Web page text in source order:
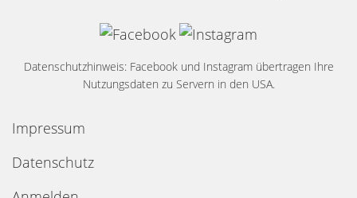
Datenschutzhinweis: Facebook und Instagram übertragen Ihre
Nutzungsdaten zu Servern in den USA.
Impressum
Datenschutz